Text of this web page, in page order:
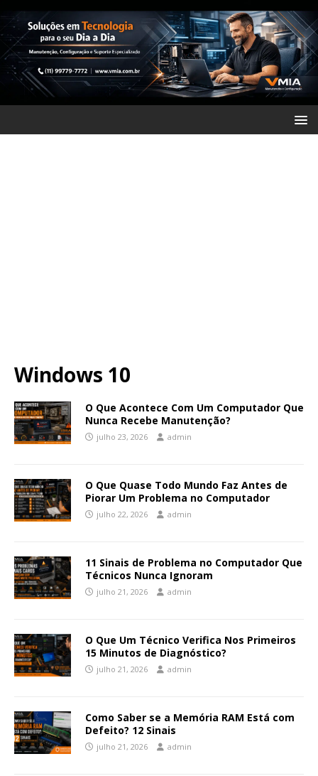
Windows 10
O Que Acontece Com Um Computador Que
Nunca Recebe Manutenção?
julho 23, 2026 admin
O Que Quase Todo Mundo Faz Antes de
Piorar Um Problema no Computador
julho 22, 2026 admin
11 Sinais de Problema no Computador Que
Técnicos Nunca Ignoram
julho 21, 2026 admin
O Que Um Técnico Verifica Nos Primeiros
15 Minutos de Diagnóstico?
julho 21, 2026 admin
Como Saber se a Memória RAM Está com
Defeito? 12 Sinais
julho 21, 2026 admin